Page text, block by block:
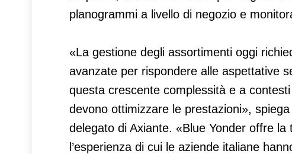
planogrammi a livello di negozio e
«La gestione degli assortimenti oggi
avanzate per rispondere alle aspettative
questa crescente complessità e a
devono ottimizzare le prestazioni»,
delegato di Axiante. «Blue Yonder offre
l’esperienza di cui le aziende italiane